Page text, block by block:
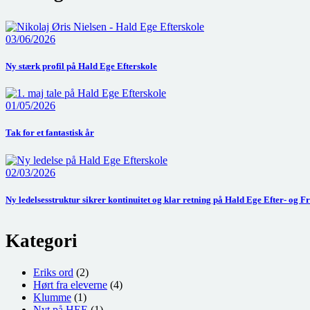
03/06/2026
Ny stærk profil på Hald Ege Efterskole
01/05/2026
Tak for et fantastisk år
02/03/2026
Ny ledelsesstruktur sikrer kontinuitet og klar retning på Hald Ege Efter- og
Kategori
Eriks ord (2)
Hørt fra eleverne (4)
Klumme (1)